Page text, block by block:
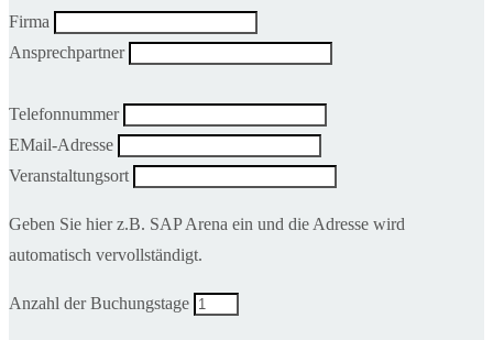
Firma
Ansprechpartner
Telefonnummer
EMail-Adresse
Veranstaltungsort
Geben Sie hier z.B. SAP Arena ein und die Adresse wird
automatisch vervollständigt.
Anzahl der Buchungstage